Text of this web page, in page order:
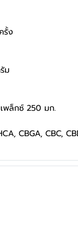
รั้ง
ม
พล็กซ์ 250 มก.
CBGA, CBC,